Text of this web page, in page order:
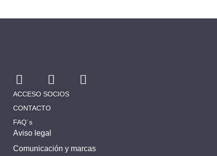
Aviso legal
Comunicación y marcas
ACCESO SOCIOS
CONTACTO
FAQ´s